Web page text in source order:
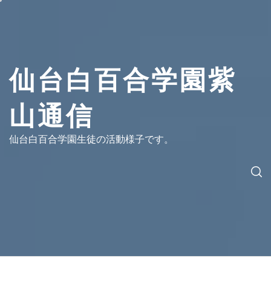
へ仙台白百合学園紫
山通信
仙台白百合学園生徒の活動様子です。